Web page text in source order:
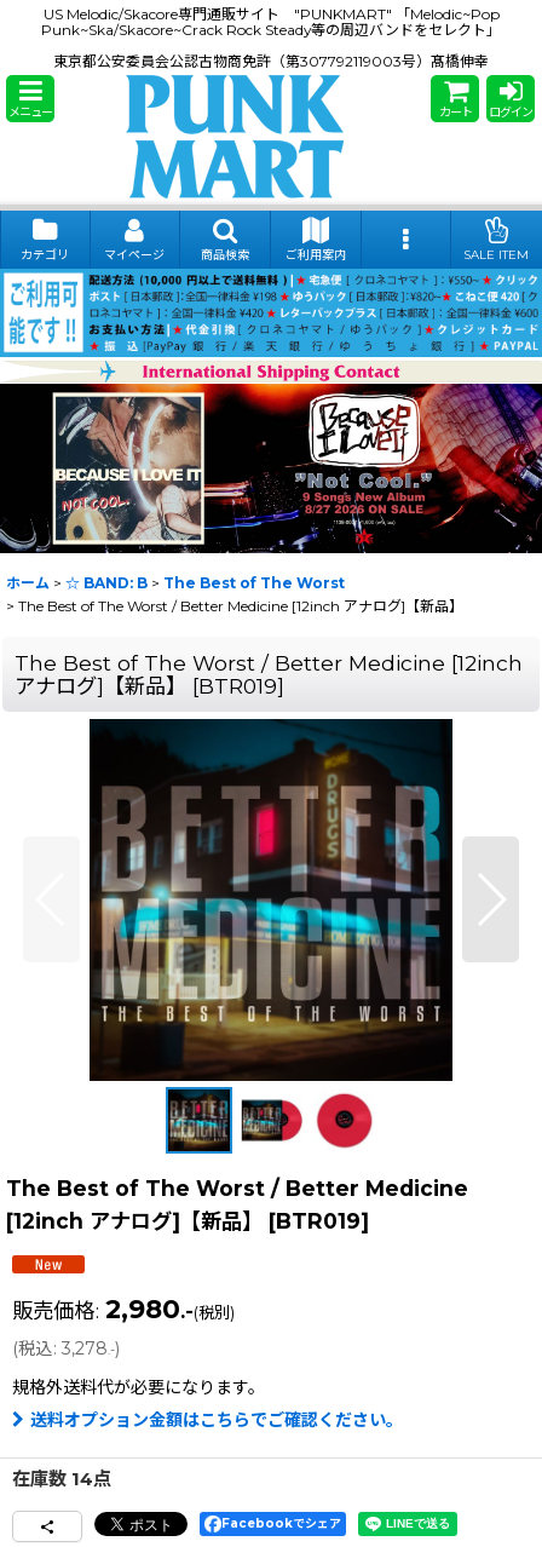
US Melodic/Skacore専門通販サイト "PUNKMART" 「Melodic~Pop
Punk~Ska/Skacore~Crack Rock Steady等の周辺バンドをセレクト」
東京都公安委員会公認古物商免許（第307792119003号）髙橋伸幸
メニュー カート ログイン
カテゴリ マイページ 商品検索 ご利用案内 SALE ITEM
ホーム > ☆ BAND: B > The Best of The Worst
> The Best of The Worst / Better Medicine [12inch アナログ]【新品】
The Best of The Worst / Better Medicine [12inch
アナログ]【新品】
[BTR019]
The Best of The Worst / Better Medicine
[12inch アナログ]【新品】
[BTR019]
販売価格: 2,980.-(税別)
(税込: 3,278.-)
規格外送料代が必要になります。
送料オプション金額はこちらでご確認ください。
在庫数 14点
Facebookでシェア